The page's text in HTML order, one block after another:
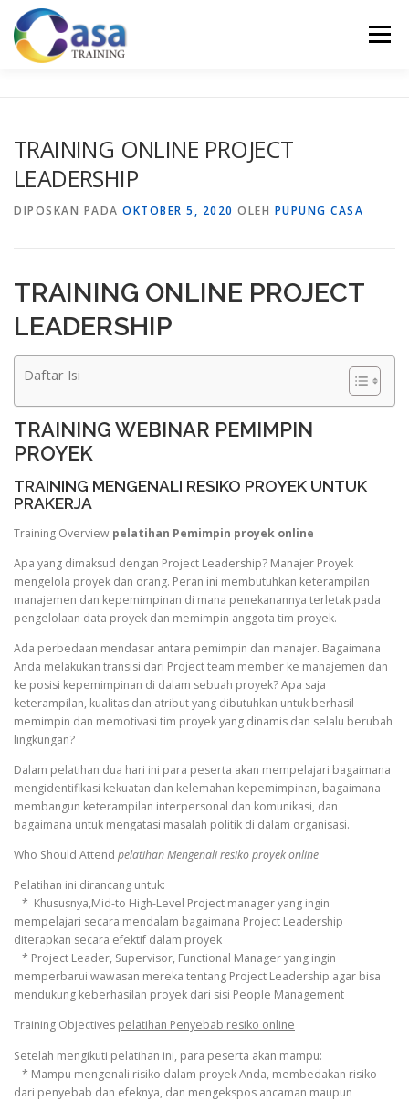
Lompat
konten
Menu
KONTAK KAMI
TRAINING ONLINE PROJECT
LEADERSHIP
DIPOSKAN PADA OKTOBER 5, 2020 OLEH PUPUNG CASA
TRAINING ONLINE PROJECT
LEADERSHIP
Daftar Isi
TRAINING WEBINAR PEMIMPIN
PROYEK
TRAINING MENGENALI RESIKO PROYEK UNTUK
PRAKERJA
Training Overview pelatihan Pemimpin proyek online
Apa yang dimaksud dengan Project Leadership? Manajer Proyek
mengelola proyek dan orang. Peran ini membutuhkan keterampilan
manajemen dan kepemimpinan di mana penekanannya terletak pada
pengelolaan data proyek dan memimpin anggota tim proyek.
Ada perbedaan mendasar antara pemimpin dan manajer. Bagaimana
Anda melakukan transisi dari Project team member ke manajemen dan
ke posisi kepemimpinan di dalam sebuah proyek? Apa saja
keterampilan, kualitas dan atribut yang dibutuhkan untuk berhasil
memimpin dan memotivasi tim proyek yang dinamis dan selalu berubah
lingkungan?
Dalam pelatihan dua hari ini para peserta akan mempelajari bagaimana
mengidentifikasi kekuatan dan kelemahan kepemimpinan, bagaimana
membangun keterampilan interpersonal dan komunikasi, dan
bagaimana untuk mengatasi masalah politik di dalam organisasi.
Who Should Attend pelatihan Mengenali resiko proyek online
Pelatihan ini dirancang untuk:
* Khususnya,Mid-to High-Level Project manager yang ingin
mempelajari secara mendalam bagaimana Project Leadership
diterapkan secara efektif dalam proyek
* Project Leader, Supervisor, Functional Manager yang ingin
memperbarui wawasan mereka tentang Project Leadership agar bisa
mendukung keberhasilan proyek dari sisi People Management
Training Objectives pelatihan Penyebab resiko online
Setelah mengikuti pelatihan ini, para peserta akan mampu:
* Mampu mengenali risiko dalam proyek Anda, membedakan risiko
dari penyebab dan efeknya, dan mengekspos ancaman maupun